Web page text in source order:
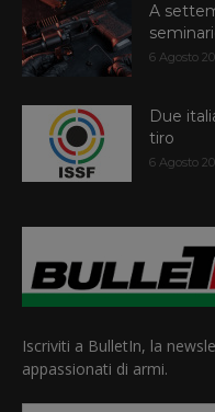
A
6 Agosto
Due
tiro
6 Agosto
Iscriviti a BulletIn, la
appassionati di armi.